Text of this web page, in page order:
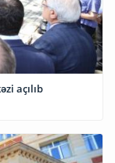
açılıb